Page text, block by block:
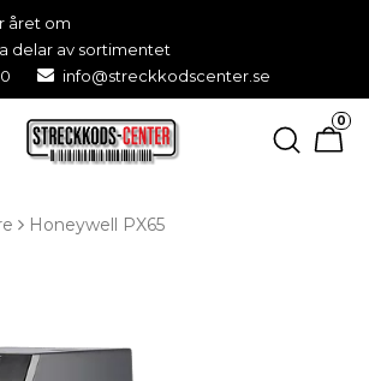
året om
delar av sortimentet
info@streckkodscenter.se
0
Honeywell PX65